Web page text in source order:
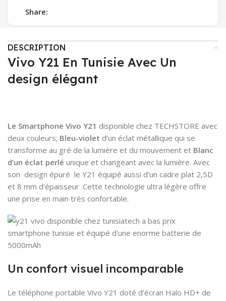
Share:
DESCRIPTION
Vivo Y21 En Tunisie Avec Un
design élégant
Le Smartphone Vivo Y21 disponible chez TECHSTORE avec
deux couleurs; Bleu-violet d’un éclat métallique qui se
transforme au gré de la lumière et du mouvement et Blanc
d’un éclat perlé unique et changeant avec la lumière. Avec
son design épuré le Y21 équipé aussi d’un cadre plat 2,5D
et 8 mm d’épaisseur .Cette technologie ultra légère offre
une prise en main très confortable.
Un confort visuel incomparable
Le téléphone portable Vivo Y21 doté d’écran Halo HD+ de